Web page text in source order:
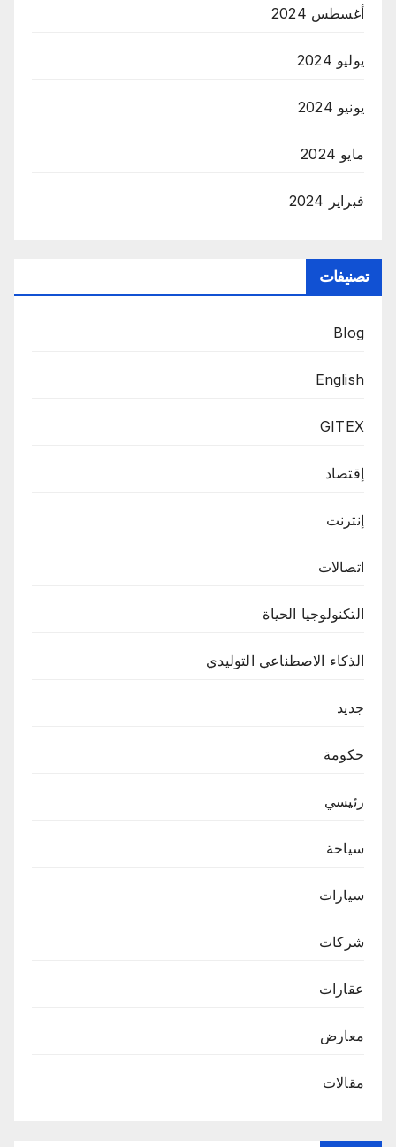
أغسطس 2024
يوليو 2024
يونيو 2024
مايو 2024
فبراير 2024
تصنيفات
Blog
English
GITEX
إقتصاد
إنترنت
اتصالات
التكنولوجيا الحياة
الذكاء الاصطناعي التوليدي
جديد
حكومة
رئيسي
سياحة
سيارات
شركات
عقارات
معارض
مقالات